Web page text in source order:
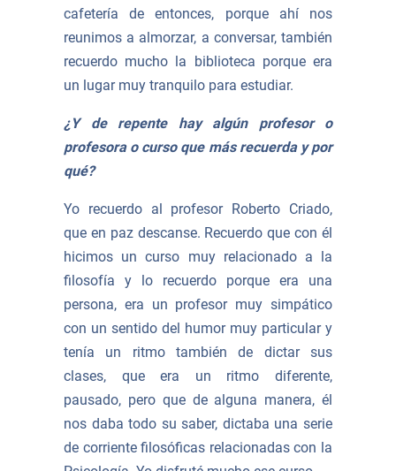
cafetería de entonces, porque ahí nos
reunimos a almorzar, a conversar, también
recuerdo mucho la biblioteca porque era
un lugar muy tranquilo para estudiar.
¿Y de repente hay algún profesor o
profesora o curso que más recuerda y por
qué?
Yo recuerdo al profesor Roberto Criado,
que en paz descanse. Recuerdo que con él
hicimos un curso muy relacionado a la
filosofía y lo recuerdo porque era una
persona, era un profesor muy simpático
con un sentido del humor muy particular y
tenía un ritmo también de dictar sus
clases, que era un ritmo diferente,
pausado, pero que de alguna manera, él
nos daba todo su saber, dictaba una serie
de corriente filosóficas relacionadas con la